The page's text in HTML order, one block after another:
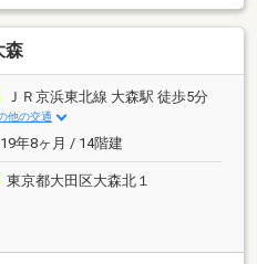
森
ＪＲ京浜東北線 大森駅 徒歩5分
他の交通
年8ヶ月 / 14階建
東京都大田区大森北１